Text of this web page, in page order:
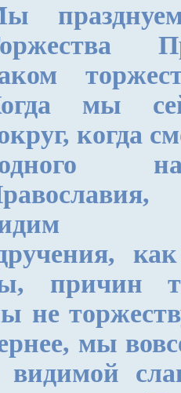
мы
когда
причин
не
мы
видимой